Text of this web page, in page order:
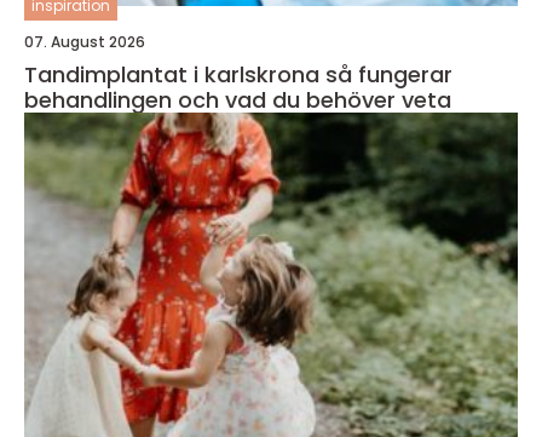
inspiration
07. August 2026
Tandimplantat i karlskrona så fungerar
behandlingen och vad du behöver veta